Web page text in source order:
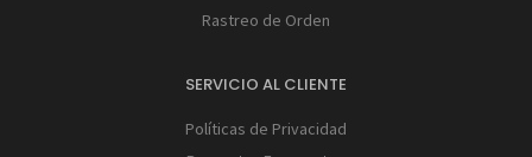
Rastreo de Orden
SERVICIO AL CLIENTE
Políticas de Privacidad